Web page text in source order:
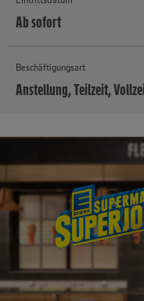
Ab sofort
Beschäftigungsart
Anstellung, Teilzeit,